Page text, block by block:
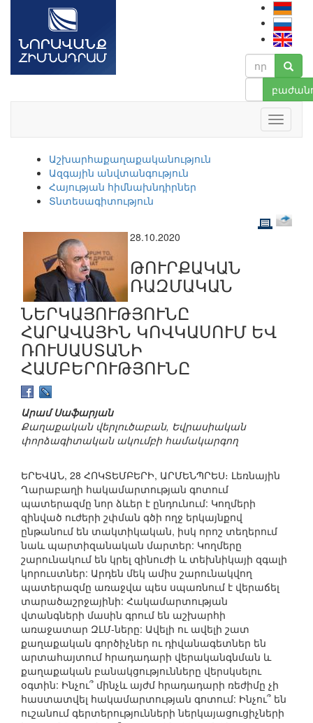
Աշխարհաքաղաքականություն
Ազգային անվտանգություն
Հայության հիմնախնդիրներ
Տնտեսագիտություն
28.10.2020
ԹՈՒՐՔԱԿԱՆ
ՌԱԶՄԱԿԱՆ
ՆԵՐԿԱՅՈՒԹՅՈՒՆԸ
ՀԱՐԱՎԱՅԻՆ ԿՈՎԿԱՍՈՒՄ ԵՎ
ՌՈՒՍԱՍՏԱՆԻ
ՀԱՄԲԵՐՈՒԹՅՈՒՆԸ
Արամ Սաֆարյան
Քաղաքական վերլուծաբան, Եվրասիական
փորձագիտական ակումբի համակարգող
ԵՐԵՎԱՆ, 28 ՀՈԿՏԵՄԲԵՐԻ, ԱՐՄԵՆՊՐԵՍ։ Լեռնային
Ղարաբաղի հակամարտության գոտում
պատերազմը նոր ձևեր է ընդունում: Կողմերի
զինված ուժերի շփման գծի ողջ երկայնքով
ընթանում են տակտիկական, իսկ որոշ տեղերում
նաև պարտիզանական մարտեր: Կողմերը
շարունակում են կրել զինուժի և տեխնիկայի զգալի
կորուստներ: Արդեն մեկ ամիս շարունակվող
պատերազմը առաջվա պես սպառնում է վերաճել
տարածաշրջայինի: Հակամարտության
վտանգների մասին գրում են աշխարհի
առաջատար ԶԼՄ-ները: Ավելի ու ավելի շատ
քաղաքական գործիչներ ու դիվանագետներ են
արտահայտում հրադադարի վերականգնման և
քաղաքական բանակցությունները վերսկսելու
օգտին: Ինչու՞ մինչև այժմ հրադադարի ռեժիմը չի
հաստատվել հակամարտության գոտում: Ինչու՞ են
ուշանում գերտերությունների ներկայացուցիչների